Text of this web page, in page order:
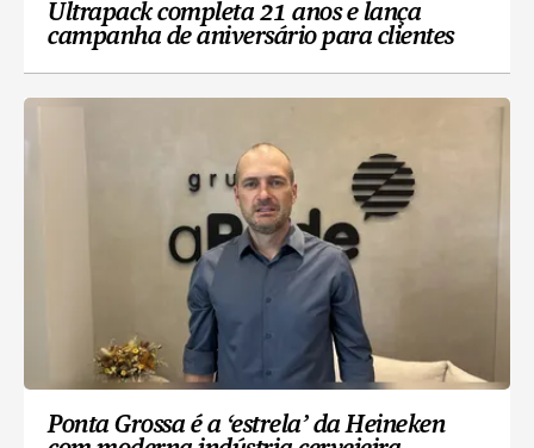
Ultrapack completa 21 anos e lança
campanha de aniversário para clientes
Ponta Grossa é a ‘estrela’ da Heineken